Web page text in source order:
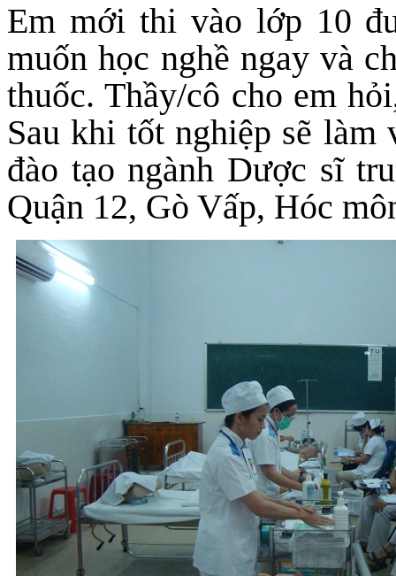
Em mới thi vào lớp 10
muốn học nghề ngay và
thuốc. Thầy/cô cho em
Sau khi tốt nghiệp sẽ làm
đào tạo ngành Dược sĩ
Quận 12, Gò Vấp, Hóc